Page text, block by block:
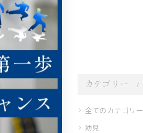
カテゴリー
全てのカテゴリー
幼児